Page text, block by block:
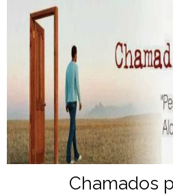
Chamados